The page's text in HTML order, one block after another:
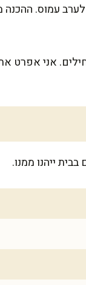
ממש מתאים גם לערב
אני אפרט את